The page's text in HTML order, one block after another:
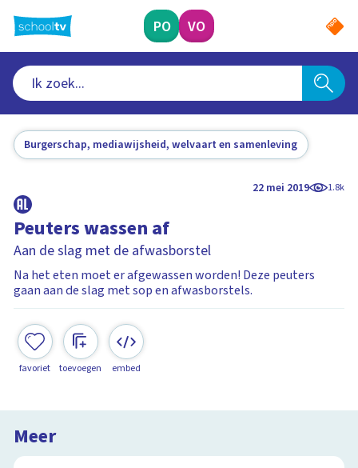
naar
hoofdinhoud
PO VO
Burgerschap, mediawijsheid, welvaart en samenleving
22 mei 2019 1.8k
Peuters wassen af
Aan de slag met de afwasborstel
Na het eten moet er afgewassen worden! Deze peuters
gaan aan de slag met sop en afwasborstels.
favoriet toevoegen embed
Meer